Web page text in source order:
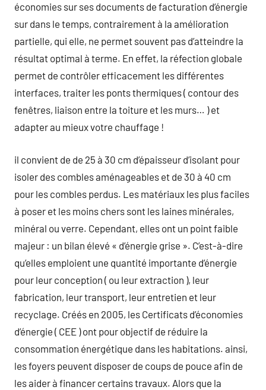
économies sur ses documents de facturation d’énergie
sur dans le temps, contrairement à la amélioration
partielle, qui elle, ne permet souvent pas d’atteindre la
résultat optimal à terme. En effet, la réfection globale
permet de contrôler efficacement les différentes
interfaces, traiter les ponts thermiques ( contour des
fenêtres, liaison entre la toiture et les murs… ) et
adapter au mieux votre chauffage !
il convient de de 25 à 30 cm d’épaisseur d’isolant pour
isoler des combles aménageables et de 30 à 40 cm
pour les combles perdus. Les matériaux les plus faciles
à poser et les moins chers sont les laines minérales,
minéral ou verre. Cependant, elles ont un point faible
majeur : un bilan élevé « d’énergie grise ». C’est-à-dire
qu’elles emploient une quantité importante d’énergie
pour leur conception ( ou leur extraction ), leur
fabrication, leur transport, leur entretien et leur
recyclage. Créés en 2005, les Certificats d’économies
d’énergie ( CEE ) ont pour objectif de réduire la
consommation énergétique dans les habitations. ainsi,
les foyers peuvent disposer de coups de pouce afin de
les aider à financer certains travaux. Alors que la